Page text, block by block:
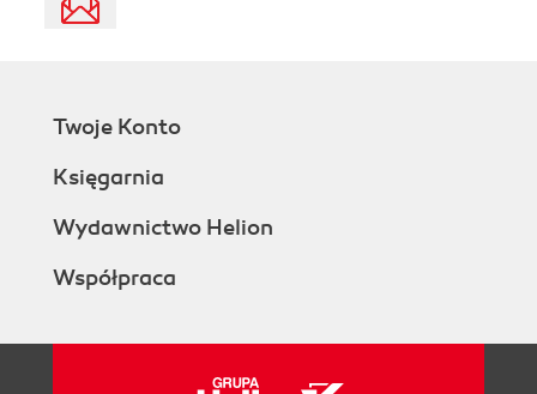
Twoje Konto
Księgarnia
Wydawnictwo Helion
Współpraca